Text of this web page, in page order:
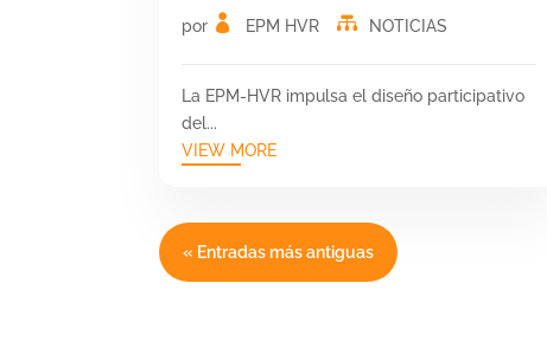
por EPM HVR NOTICIAS
La EPM-HVR impulsa el diseño participativo
del...
VIEW MORE
« Entradas más antiguas